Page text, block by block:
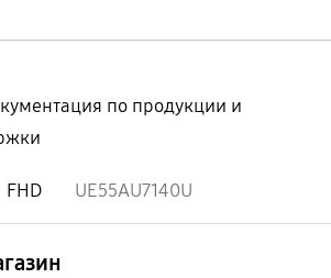
по продукции и
FHD UE55AU7140U